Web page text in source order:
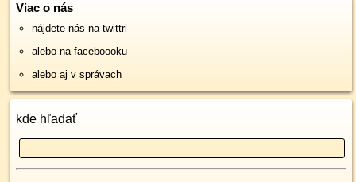
Viac o nás
nájdete nás na twittri
alebo na faceboooku
alebo aj v správach
kde hľadať